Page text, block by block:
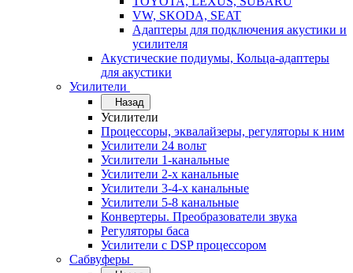
VW, SKODA, SEAT
Адаптеры для подключения акустики и
усилителя
Акустические подиумы, Кольца-адаптеры
для акустики
Усилители
Назад
Усилители
Процессоры, эквалайзеры, регуляторы к ним
Усилители 24 вольт
Усилители 1-канальные
Усилители 2-х канальные
Усилители 3-4-х канальные
Усилители 5-8 канальные
Конвертеры. Преобразователи звука
Регуляторы баса
Усилители с DSP процессором
Сабвуферы